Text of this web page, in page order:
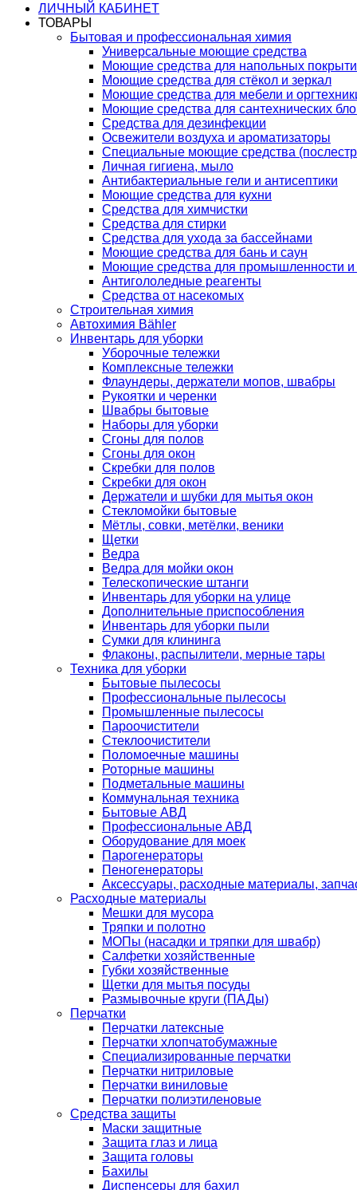
ЛИЧНЫЙ КАБИНЕТ
ТОВАРЫ
Бытовая и профессиональная химия
Универсальные моющие средства
Моющие средства для напольных
Моющие средства для стёкол и зеркал
Моющие средства для мебели и
Моющие средства для сантехнических
Средства для дезинфекции
Освежители воздуха и ароматизаторы
Специальные моющие средства
Личная гигиена, мыло
Антибактериальные гели и антисептики
Моющие средства для кухни
Средства для химчистки
Средства для стирки
Средства для ухода за бассейнами
Моющие средства для бань и саун
Моющие средства для промышленности и
Антигололедные реагенты
Средства от насекомых
Строительная химия
Автохимия Bähler
Инвентарь для уборки
Уборочные тележки
Комплексные тележки
Флаундеры, держатели мопов, швабры
Рукоятки и черенки
Швабры бытовые
Наборы для уборки
Сгоны для полов
Сгоны для окон
Скребки для полов
Скребки для окон
Держатели и шубки для мытья окон
Стекломойки бытовые
Мётлы, совки, метёлки, веники
Щетки
Ведра
Ведра для мойки окон
Телескопические штанги
Инвентарь для уборки на улице
Дополнительные приспособления
Инвентарь для уборки пыли
Сумки для клининга
Флаконы, распылители, мерные тары
Техника для уборки
Бытовые пылесосы
Профессиональные пылесосы
Промышленные пылесосы
Пароочистители
Стеклоочистители
Поломоечные машины
Роторные машины
Подметальные машины
Коммунальная техника
Бытовые АВД
Профессиональные АВД
Оборудование для моек
Парогенераторы
Пеногенераторы
Аксессуары, расходные материалы,
Расходные материалы
Мешки для мусора
Тряпки и полотно
МОПы (насадки и тряпки для швабр)
Салфетки хозяйственные
Губки хозяйственные
Щетки для мытья посуды
Размывочные круги (ПАДы)
Перчатки
Перчатки латексные
Перчатки хлопчатобумажные
Специализированные перчатки
Перчатки нитриловые
Перчатки виниловые
Перчатки полиэтиленовые
Средства защиты
Маски защитные
Защита глаз и лица
Защита головы
Бахилы
Диспенсеры для бахил